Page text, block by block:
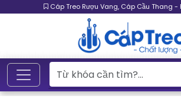
Cáp Treo Rượu Vang, Cáp Cầu Thang